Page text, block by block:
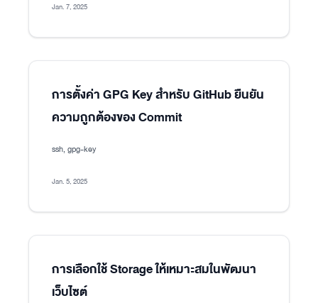
Jan. 7, 2025
การตั้งค่า GPG Key สำหรับ GitHub ยืนยัน
ความถูกต้องของ Commit
ssh, gpg-key
Jan. 5, 2025
การเลือกใช้ Storage ให้เหมาะสมในพัฒนา
เว็บไซต์